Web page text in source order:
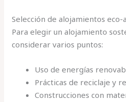
Selección de alojamientos eco-
Para elegir un alojamiento
considerar varios puntos:
Uso de energías
Prácticas de reciclaje y
Construcciones con